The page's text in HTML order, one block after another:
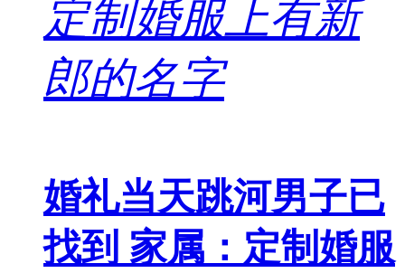
婚礼当天跳河男子已
找到 家属：定制婚服